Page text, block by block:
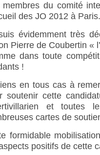
membres du comité
des JO 2012 à
évidemment très
Pierre de Coubertin «
dans toute
!
en tous cas à
soutenir cette
et toutes
cartes de
formidable
positifs de cette